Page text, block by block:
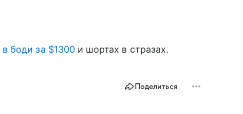
боди за $1300и шортах в стразах.
Поделиться